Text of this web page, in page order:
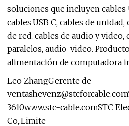
soluciones que incluyen cables
cables USB C, cables de unidad,
de red, cables de audio y video,
paralelos, audio-video.
alimentación de computadora
Leo ZhangGerente de
3610www.stc-cable.comSTC
Co,.Limite